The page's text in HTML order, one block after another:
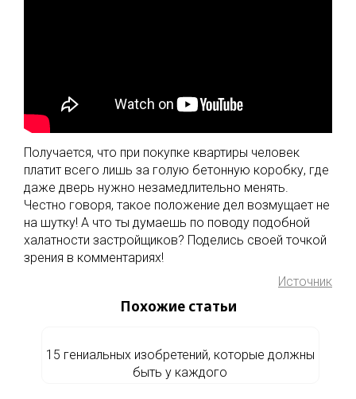
Получается, что при покупке квартиры человек
платит всего лишь за голую бетонную коробку, где
даже дверь нужно незамедлительно менять.
Честно говоря, такое положение дел возмущает не
на шутку! А что ты думаешь по поводу подобной
халатности застройщиков? Поделись своей точкой
зрения в комментариях!
Источник
Похожие статьи
15 гениальных изобретений, которые должны
быть у каждого